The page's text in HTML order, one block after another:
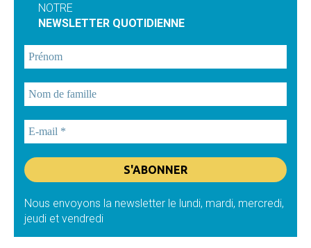
NOTRE
NEWSLETTER QUOTIDIENNE
Nous envoyons la newsletter le lundi, mardi, mercredi,
jeudi et vendredi